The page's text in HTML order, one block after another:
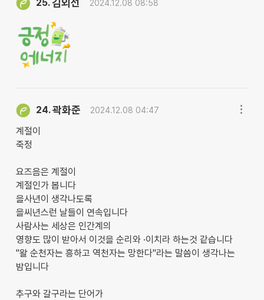
25.김외선 2024.12.08 08:58
24.곽화준 2024.12.08 04:47
계절이
죽정
요즈음은 계절이
계절인가 봅니다
을사년이 생각나도록
을씨년스런 날들이 연속입니다
사람사는 세상은 인간계의
영향도 많이 받아서 이것을 순리와 ·이치라 하는것 같습니다
"왈 순천자는 흥하고 역천자는 망한다"라는 말씀이 생각나는
밤입니다
추구와 갈구라는 단어가